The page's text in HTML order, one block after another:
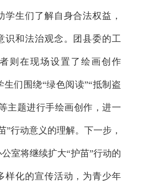
学生们了解自身合法权益，
识和法治观念。团县委的工
则在现场设置了绘画创作
生们围绕“绿色阅读”“抵制盗
主题进行手绘画创作，进一
”行动意义的理解。下一步，
室将继续扩大“护苗”行动的
样化的宣传活动，为青少年